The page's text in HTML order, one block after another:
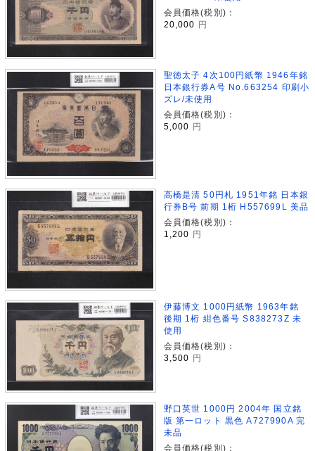
会員価格(税別)：
20,000 円
聖徳太子 4次100円紙幣 1946年銘
日本銀行券A号 No.663254 印刷小
ズレ/未使用
会員価格(税別)：
5,000
円
高橋是清 50円札 1951年銘 日本銀
行券B号 前期 1桁 H557699L 美品
会員価格(税別)：
1,200 円
伊藤博文 1000円紙幣 1963年銘
後期 1桁 紺色番号 S838273Z 未
使用
会員価格(税別)：
3,500 円
野口英世 1000円 2004年 国立銘
版 第一ロット 黒色 A727990A 完
未品
会員価格(税別)：